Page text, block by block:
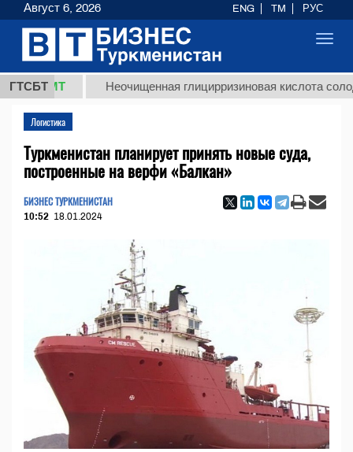
ГТСБТ Неочищенная глицирризиновая кислота
Логистика
Туркменистан планирует принять новые суда,
построенные на верфи «Балкан»
БИЗНЕС ТУРКМЕНИСТАН
10:52 18.01.2024
Август 6, 2026 ENG TM РУС